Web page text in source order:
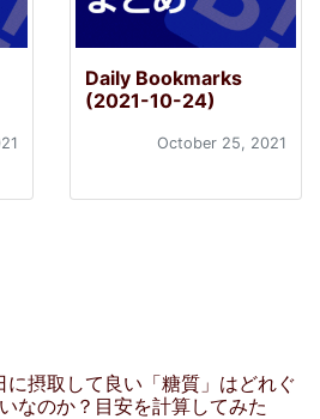
Daily Bookmarks
(2021-10-24)
October 25, 2021
に摂取して良い「糖質」はどれぐ
なのか？目安を計算してみた